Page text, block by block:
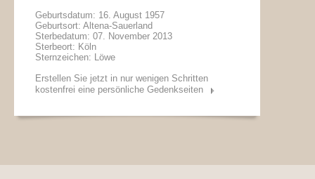
Geburtsdatum: 16. August 1957
Geburtsort: Altena-Sauerland
Sterbedatum: 07. November 2013
Sterbeort: Köln
Sternzeichen: Löwe
Erstellen Sie jetzt in nur wenigen Schritten
kostenfrei eine persönliche Gedenkseiten